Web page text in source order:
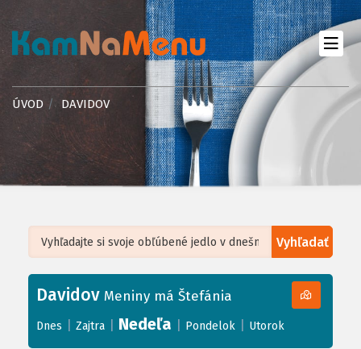
ÚVOD DAVIDOV
Vyhľadať
+
−
Leaflet| ©OpenStreetMap, Tiles courtesy ofHumanitarian OpenStreetMap
Davidov Meniny má Štefánia
Dnes Zajtra Nedeľa Pondelok Utorok